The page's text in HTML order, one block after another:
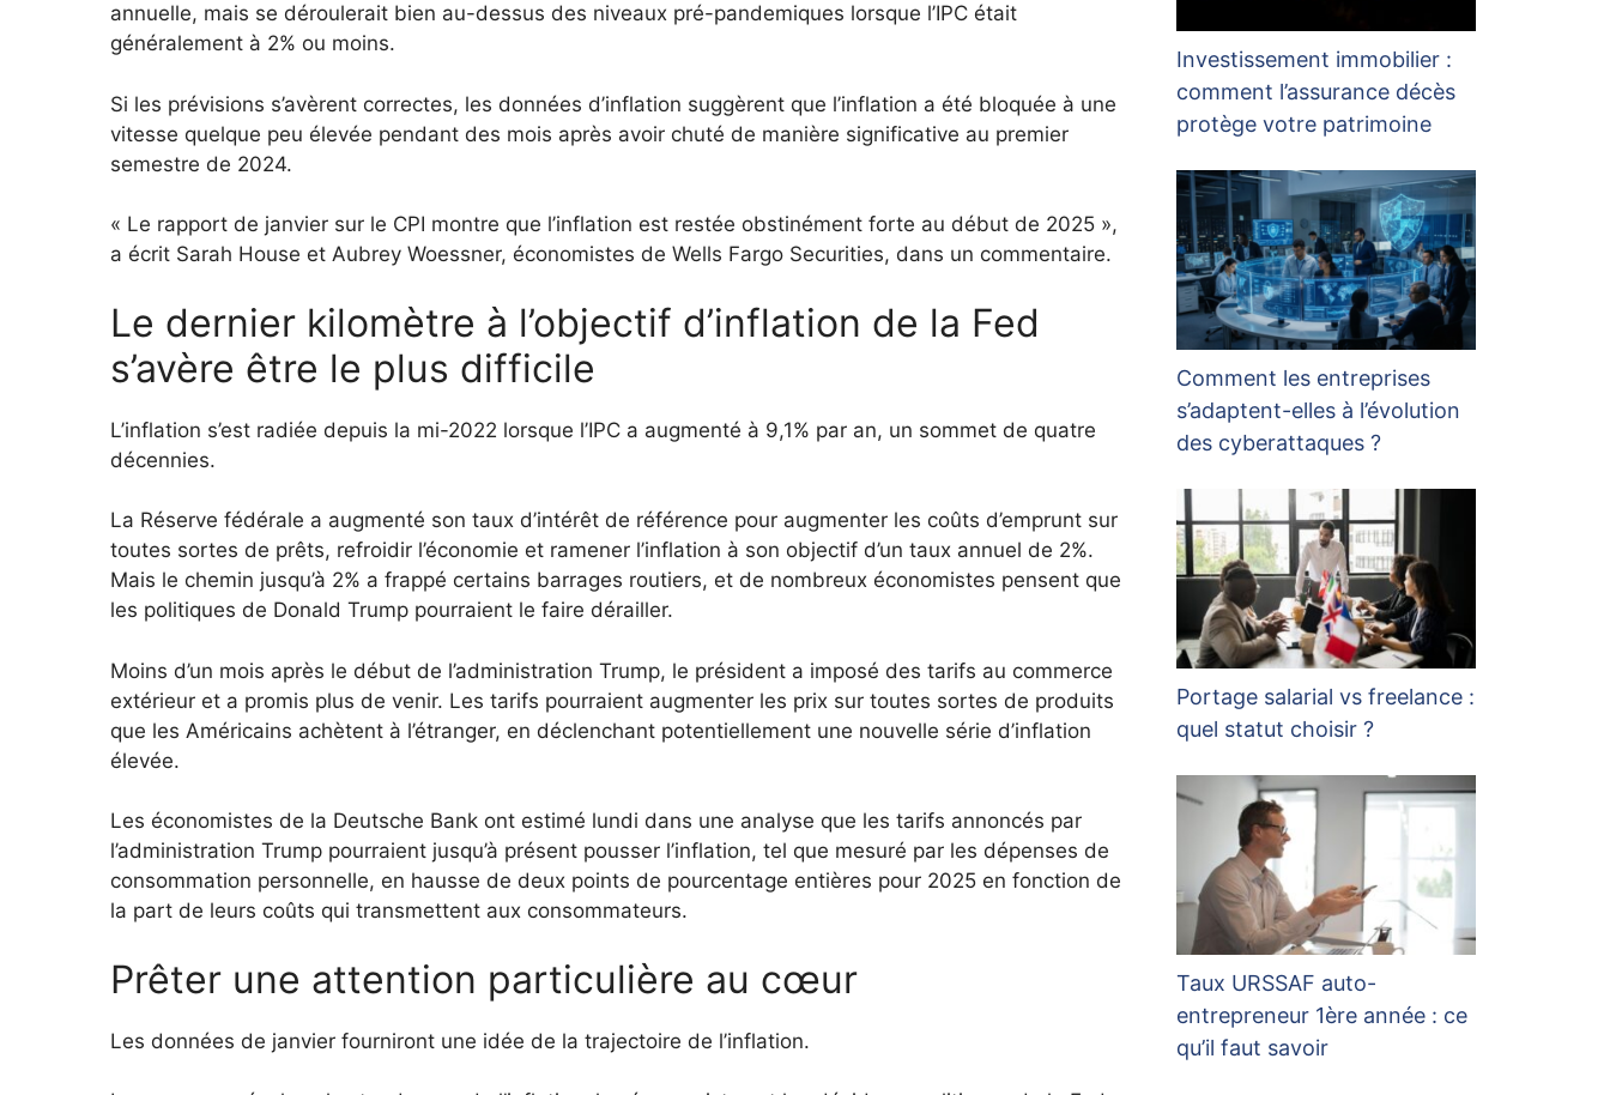
annuelle, mais se déroulerait bien au-dessus des niveaux pré-pandemiques lorsque l’IPC était
généralement à 2% ou moins.
Si les prévisions s’avèrent correctes, les données d’inflation suggèrent que l’inflation a été bloquée à une
vitesse quelque peu élevée pendant des mois après avoir chuté de manière significative au premier
semestre de 2024.
« Le rapport de janvier sur le CPI montre que l’inflation est restée obstinément forte au début de 2025 »,
a écrit Sarah House et Aubrey Woessner, économistes de Wells Fargo Securities, dans un commentaire.
Le dernier kilomètre à l’objectif d’inflation de la Fed
s’avère être le plus difficile
L’inflation s’est radiée depuis la mi-2022 lorsque l’IPC a augmenté à 9,1% par an, un sommet de quatre
décennies.
La Réserve fédérale a augmenté son taux d’intérêt de référence pour augmenter les coûts d’emprunt sur
toutes sortes de prêts, refroidir l’économie et ramener l’inflation à son objectif d’un taux annuel de 2%.
Mais le chemin jusqu’à 2% a frappé certains barrages routiers, et de nombreux économistes pensent que
les politiques de Donald Trump pourraient le faire dérailler.
Moins d’un mois après le début de l’administration Trump, le président a imposé des tarifs au commerce
extérieur et a promis plus de venir. Les tarifs pourraient augmenter les prix sur toutes sortes de produits
que les Américains achètent à l’étranger, en déclenchant potentiellement une nouvelle série d’inflation
élevée.
Les économistes de la Deutsche Bank ont ​​estimé lundi dans une analyse que les tarifs annoncés par
l’administration Trump pourraient jusqu’à présent pousser l’inflation, tel que mesuré par les dépenses de
consommation personnelle, en hausse de deux points de pourcentage entières pour 2025 en fonction de
la part de leurs coûts qui transmettent aux consommateurs.
Prêter une attention particulière au cœur
Les données de janvier fourniront une idée de la trajectoire de l’inflation.
Investissement immobilier :
comment l’assurance décès
protège votre patrimoine
Comment les entreprises
s’adaptent-elles à l’évolution
des cyberattaques ?
Portage salarial vs freelance :
quel statut choisir ?
Taux URSSAF auto-
entrepreneur 1ère année : ce
qu’il faut savoir